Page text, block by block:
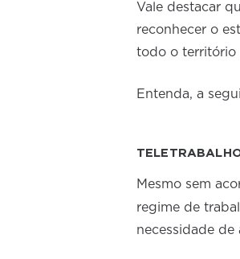
Vale destacar
reconhecer o
todo o território
Entenda, a
Mesmo sem
regime de
necessidade de